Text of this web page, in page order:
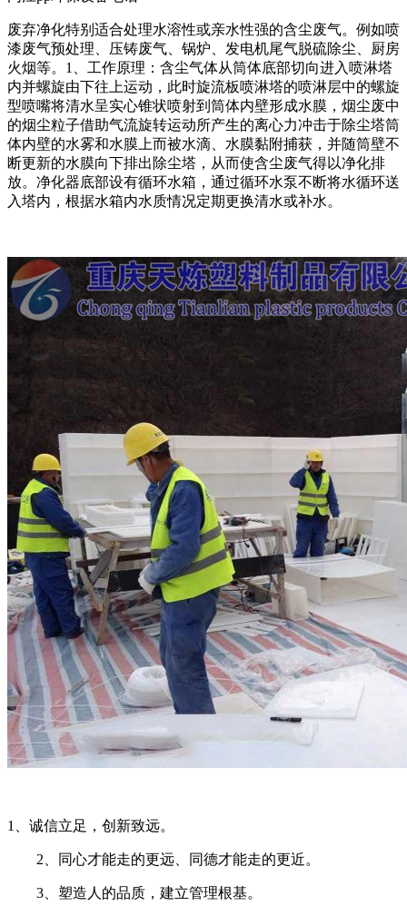
废弃净化特别适合处理水溶性或亲水性强的含尘废气。例如喷
漆废气预处理、压铸废气、锅炉、发电机尾气脱硫除尘、厨房
火烟等。1、工作原理：含尘气体从筒体底部切向进入喷淋塔
内并螺旋由下往上运动，此时旋流板喷淋塔的喷淋层中的螺旋
型喷嘴将清水呈实心锥状喷射到筒体内壁形成水膜，烟尘废中
的烟尘粒子借助气流旋转运动所产生的离心力冲击于除尘塔筒
体内壁的水雾和水膜上而被水滴、水膜黏附捕获，并随筒壁不
断更新的水膜向下排出除尘塔，从而使含尘废气得以净化排
放。净化器底部设有循环水箱，通过循环水泵不断将水循环送
入塔内，根据水箱内水质情况定期更换清水或补水。
1、诚信立足，创新致远。
2、同心才能走的更远、同德才能走的更近。
3、塑造人的品质，建立管理根基。